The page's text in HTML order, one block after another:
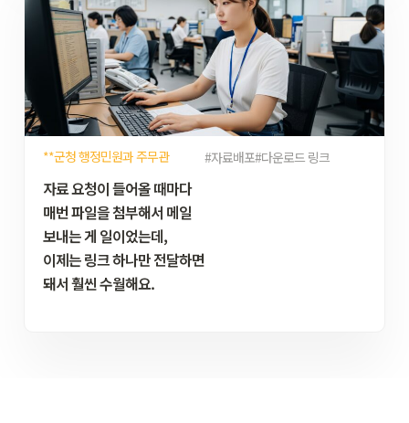
**군청 행정민원과 주무관
자료 요청이 들어올 때마다
매번 파일을 첨부해서 메일
보내는 게 일이었는데,
이제는 링크 하나만 전달하면
돼서 훨씬 수월해요.
#자료배포#다운로드 링크